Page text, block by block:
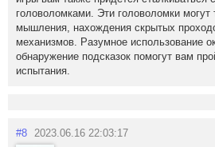
головоломками. Эти головоломки могут
мышления, нахождения скрытых
механизмов. Разумное использование
обнаружение подсказок помогут вам
испытания.
#8 2023.06.16 22:03:17